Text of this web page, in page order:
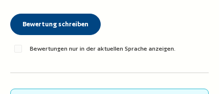
Bewertung schreiben
Bewertungen nur in der aktuellen Sprache anzeigen.